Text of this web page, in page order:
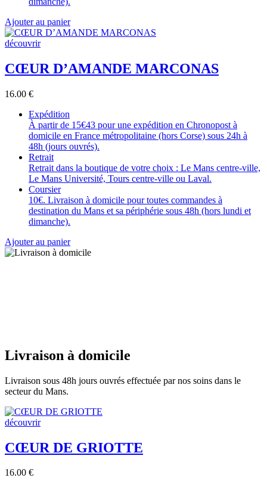
Ajouter au panier
découvrir
CŒUR D’AMANDE MARCONAS
16.00 €
Expédition
À partir de 15€43 pour une expédition en Chronopost à
domicile en France métropolitaine (hors Corse) sous 24h à
48h (jours ouvrés).
Retrait
Retrait dans la boutique de votre choix : Le Mans centre-ville,
Le Mans Université, Tours centre-ville ou Laval.
Coursier
10€. Livraison à domicile pour toutes commandes à
destination du Mans et sa périphérie sous 48h (hors lundi et
dimanche).
Ajouter au panier
Livraison à domicile
Livraison sous 48h jours ouvrés effectuée par nos soins dans le
secteur du Mans.
découvrir
CŒUR DE GRIOTTE
16.00 €